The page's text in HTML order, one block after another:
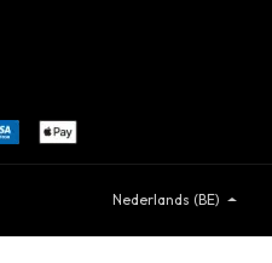
Nederlands (BE)